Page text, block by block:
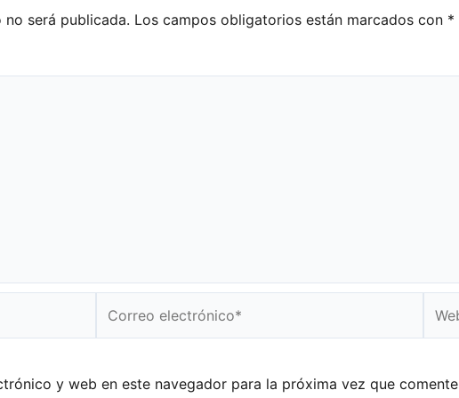
será publicada. Los campos obligatorios están marcados con *
electrónico*
y web en este navegador para la próxima vez que